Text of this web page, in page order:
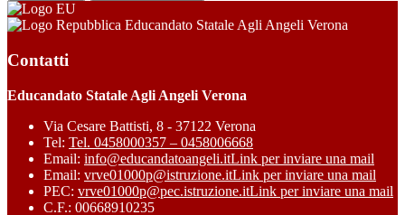
Educandato Statale Agli Angeli Verona
Contatti
Educandato Statale Agli Angeli Verona
Via Cesare Battisti, 8 - 37122 Verona
Tel: Tel. 0458000357 – 0458006668
Email: info@educandatoangeli.itLink per inviare una mail
Email: vrve01000p@istruzione.itLink per inviare una mail
PEC: vrve01000p@pec.istruzione.itLink per inviare una mail
C.F.: 00668910235